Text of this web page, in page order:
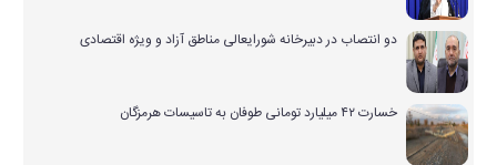
دو انتصاب در دبیرخانه شورایعالی مناطق آزاد و ویژه اقتصادی
خسارت ۴۲ میلیارد تومانی طوفان به تاسیسات هرمزگان